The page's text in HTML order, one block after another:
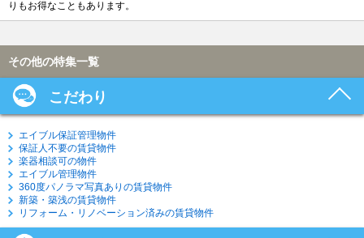
りもお得なこともあります。
その他の特集一覧
こだわり
エイブル保証管理物件
保証人不要の賃貸物件
楽器相談可の物件
エイブル管理物件
360度パノラマ写真ありの賃貸物件
新築・築浅の賃貸物件
リフォーム・リノベーション済みの賃貸物件